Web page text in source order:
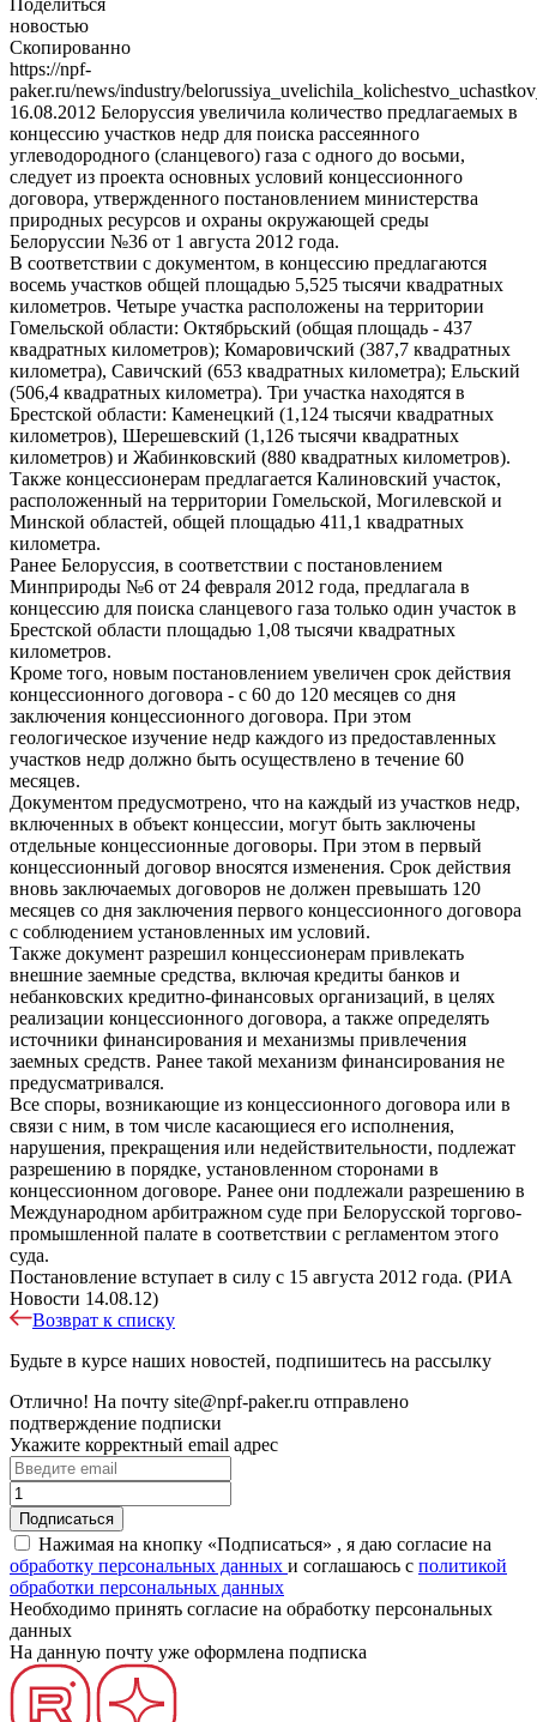
новостью
Скопированно
https://npf-
paker.ru/news/industry/
16.08.2012 Белоруссия увеличила количество предлагаемых в
концессию участков недр для поиска рассеянного
углеводородного (сланцевого) газа с одного до восьми,
следует из проекта основных условий концессионного
договора, утвержденного постановлением министерства
природных ресурсов и охраны окружающей среды
Белоруссии №36 от 1 августа 2012 года.
В соответствии с документом, в концессию предлагаются
восемь участков общей площадью 5,525 тысячи квадратных
километров. Четыре участка расположены на территории
Гомельской области: Октябрьский (общая площадь - 437
квадратных километров); Комаровичский (387,7 квадратных
километра), Савичский (653 квадратных километра); Ельский
(506,4 квадратных километра). Три участка находятся в
Брестской области: Каменецкий (1,124 тысячи квадратных
километров), Шерешевский (1,126 тысячи квадратных
километров) и Жабинковский (880 квадратных километров).
Также концессионерам предлагается Калиновский участок,
расположенный на территории Гомельской, Могилевской и
Минской областей, общей площадью 411,1 квадратных
километра.
Ранее Белоруссия, в соответствии с постановлением
Минприроды №6 от 24 февраля 2012 года, предлагала в
концессию для поиска сланцевого газа только один участок в
Брестской области площадью 1,08 тысячи квадратных
километров.
Кроме того, новым постановлением увеличен срок действия
концессионного договора - с 60 до 120 месяцев со дня
заключения концессионного договора. При этом
геологическое изучение недр каждого из предоставленных
участков недр должно быть осуществлено в течение 60
месяцев.
Документом предусмотрено, что на каждый из участков недр,
включенных в объект концессии, могут быть заключены
отдельные концессионные договоры. При этом в первый
концессионный договор вносятся изменения. Срок действия
вновь заключаемых договоров не должен превышать 120
месяцев со дня заключения первого концессионного договора
с соблюдением установленных им условий.
Также документ разрешил концессионерам привлекать
внешние заемные средства, включая кредиты банков и
небанковских кредитно-финансовых организаций, в целях
реализации концессионного договора, а также определять
источники финансирования и механизмы привлечения
заемных средств. Ранее такой механизм финансирования не
предусматривался.
Все споры, возникающие из концессионного договора или в
связи с ним, в том числе касающиеся его исполнения,
нарушения, прекращения или недействительности, подлежат
разрешению в порядке, установленном сторонами в
концессионном договоре. Ранее они подлежали разрешению в
Международном арбитражном суде при Белорусской торгово-
промышленной палате в соответствии с регламентом этого
суда.
Постановление вступает в силу с 15 августа 2012 года. (РИА
Новости 14.08.12)
Возврат к списку
Будьте в курсе наших новостей, подпишитесь на рассылку
Отлично! На почту site@npf-paker.ru отправлено
подтверждение подписки
Укажите корректный email адрес
Нажимая на кнопку «Подписаться» , я даю согласие на
обработку персональных данных и соглашаюсь c политикой
обработки персональных данных
Необходимо принять согласие на обработку персональных
данных
На данную почту уже оформлена подписка